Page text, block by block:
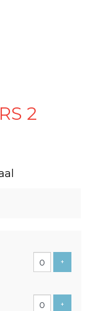
2
+Voeg
+Voeg